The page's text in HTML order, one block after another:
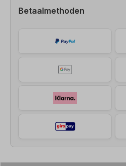
Betaalmethoden